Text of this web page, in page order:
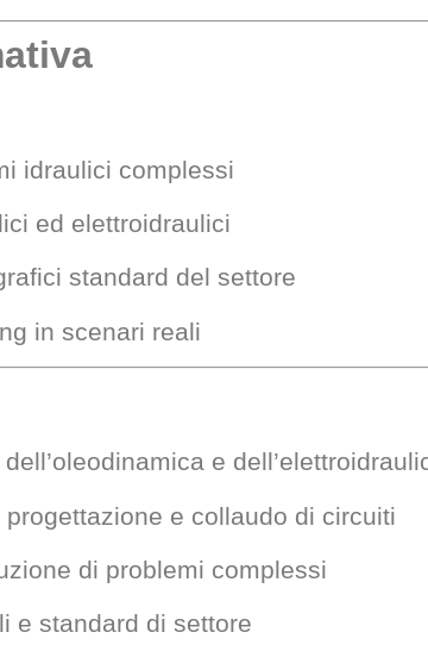
idraulici complessi
ed elettroidraulici
standard del settore
in scenari reali
e
e collaudo di circuiti
di problemi complessi
e standard di settore